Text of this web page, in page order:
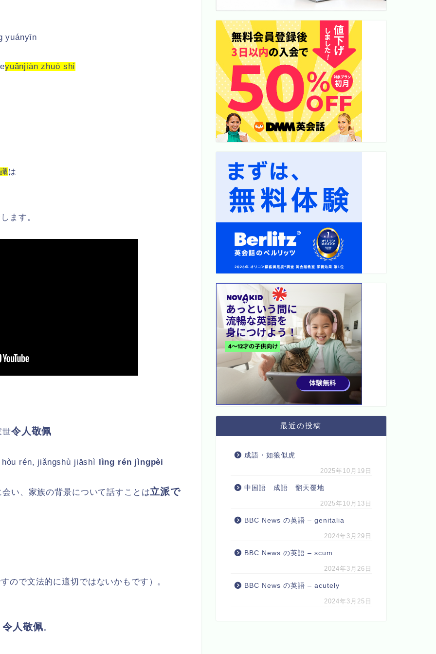
yuányīn
yuǎnjiàn zhuó shí
は
ます。
世令人敬佩
rén, jiǎngshù jiāshì lìng rén jìngpèi
い、家族の背景について話すことは立派で
ので文法的に適切ではないかもです）。
令人敬佩。
最近の投稿
成語・如狼似虎
2025年10月19日
中国語 成語 翻天覆地
2025年10月13日
BBC News の英語 – genitalia
2024年3月29日
BBC News の英語 – scum
2024年3月26日
BBC News の英語 – acutely
2024年3月25日